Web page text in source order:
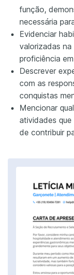
função,
necessária
Evidenciar
valorizadas
proficiência
Descrever
com as
conquistas
Mencionar
atividades
de contribuir